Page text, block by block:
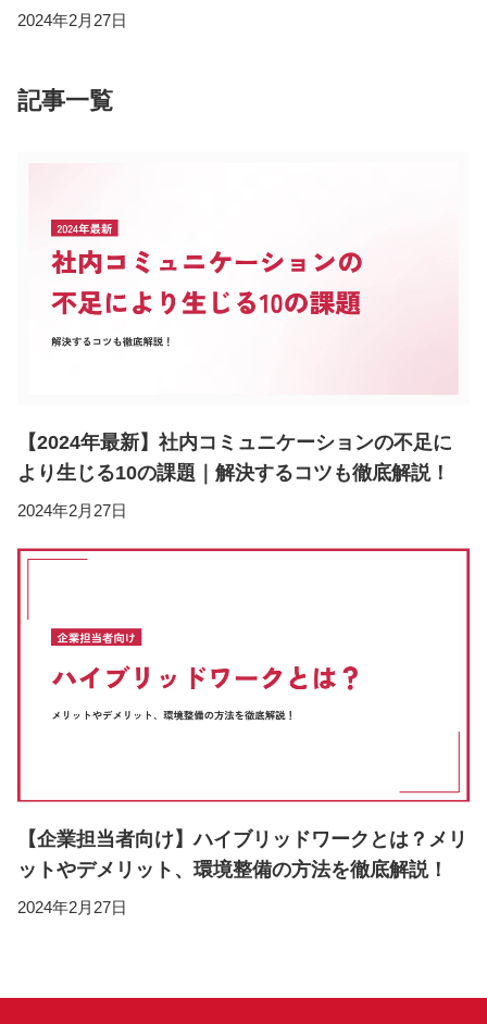
2024年2月27日
記事一覧
【2024年最新】社内コミュニケーションの不足に
より生じる10の課題｜解決するコツも徹底解説！
2024年2月27日
【企業担当者向け】ハイブリッドワークとは？メリ
ットやデメリット、環境整備の方法を徹底解説！
2024年2月27日